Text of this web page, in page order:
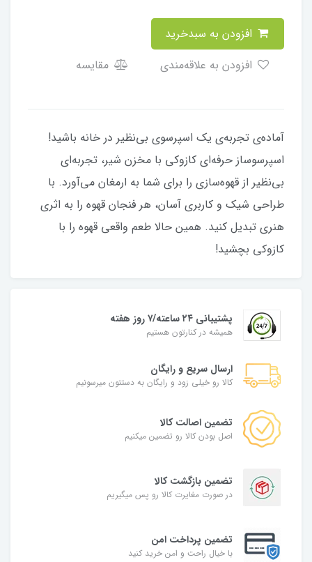
مقایسه
آماده‌ی تجربه‌ی یک اسپرسوی بی‌نظیر در خانه باشید!
اسپرسوساز حرفه‌ای کازوکی با مخزن شیر، تجربه‌ای
بی‌نظیر از قهوه‌سازی را برای شما به ارمغان می‌آورد. با
طراحی شیک و کاربری آسان، هر فنجان قهوه را به اثری
هنری تبدیل کنید. همین حالا طعم واقعی قهوه را با
کازوکی بچشید!
پشتیبانی ۲۴ ساعته/۷ روز هفته
همیشه در کنارتون هستیم
ارسال سریع و رایگان
کالا رو خیلی زود و رایگان به دستتون میرسونیم
تضمین اصالت کالا
اصل بودن کالا رو تضمین میکنیم
تضمین بازگشت کالا
در صورت مغایرت کالا رو پس میگیریم
تضمین پرداخت امن
با خیال راحت و امن خرید کنید